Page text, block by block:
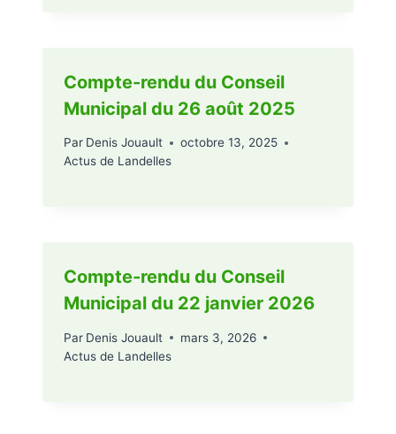
Compte-rendu du Conseil
Municipal du 26 août 2025
Par Denis Jouault
octobre 13, 2025
Actus de Landelles
Compte-rendu du Conseil
Municipal du 22 janvier 2026
Par Denis Jouault
mars 3, 2026
Actus de Landelles